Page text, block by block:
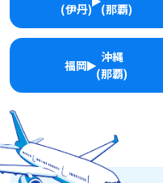
(伊丹)
(那覇)
福岡
沖縄
(那覇)